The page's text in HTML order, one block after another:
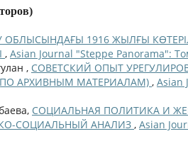
ОБЛЫСЫНДАҒЫ 1916 ЖЫЛҒЫ
, Asian Journal "Steppe Panorama":
, СОВЕТСКИЙ ОПЫТ
АРХИВНЫМ МАТЕРИАЛАМ) , Asian
СОЦИАЛЬНАЯ ПОЛИТИКА И
СОЦИАЛЬНЫЙ АНАЛИЗ , Asian